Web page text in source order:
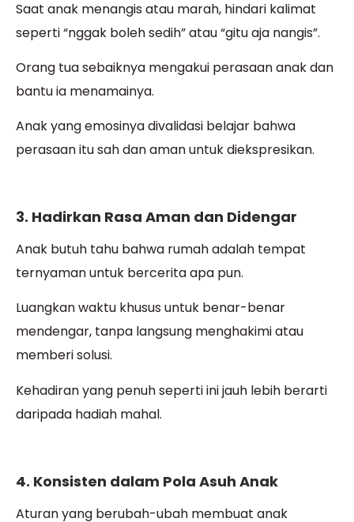
Saat anak menangis atau marah, hindari kalimat
seperti “nggak boleh sedih” atau “gitu aja nangis”.
Orang tua sebaiknya mengakui perasaan anak dan
bantu ia menamainya.
Anak yang emosinya divalidasi belajar bahwa
perasaan itu sah dan aman untuk diekspresikan.
3. Hadirkan Rasa Aman dan Didengar
Anak butuh tahu bahwa rumah adalah tempat
ternyaman untuk bercerita apa pun.
Luangkan waktu khusus untuk benar-benar
mendengar, tanpa langsung menghakimi atau
memberi solusi.
Kehadiran yang penuh seperti ini jauh lebih berarti
daripada hadiah mahal.
4. Konsisten dalam Pola Asuh Anak
Aturan yang berubah-ubah membuat anak